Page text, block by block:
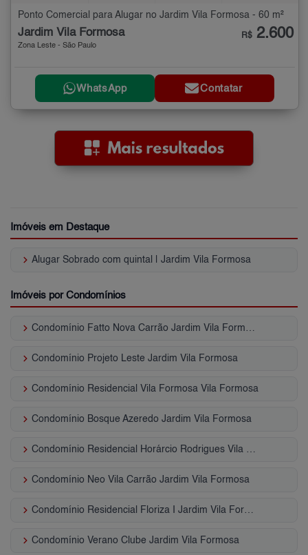
Ponto Comercial para Alugar no Jardim Vila Formosa - 60 m²
Jardim Vila Formosa
Zona Leste - São Paulo
R$ 2.600
WhatsApp Contatar
Imóveis em Destaque
keyboard_arrow_right Alugar Sobrado com quintal | Jardim Vila Formosa
Imóveis por Condomínios
keyboard_arrow_right Condomínio Fatto Nova Carrão Jardim Vila Formosa
keyboard_arrow_right Condomínio Projeto Leste Jardim Vila Formosa
keyboard_arrow_right Condomínio Residencial Vila Formosa Vila Formosa
keyboard_arrow_right Condomínio Bosque Azeredo Jardim Vila Formosa
keyboard_arrow_right Condomínio Residencial Horárcio Rodrigues Vila Formosa
keyboard_arrow_right Condomínio Neo Vila Carrão Jardim Vila Formosa
keyboard_arrow_right Condomínio Residencial Floriza I Jardim Vila Formosa
keyboard_arrow_right Condomínio Verano Clube Jardim Vila Formosa